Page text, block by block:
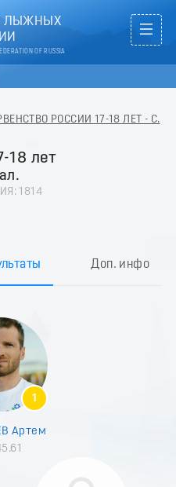
ЛЫЖНЫХ
OF RUSSIA
РОССИИ 17-18 ЛЕТ - С.
18 лет
1814
Доп. инфо
1
Артем